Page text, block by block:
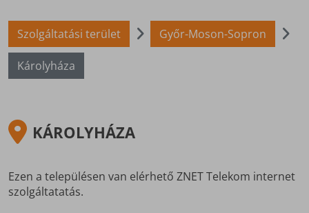
Szolgáltatási terület Győr-Moson-Sopron
Károlyháza
KÁROLYHÁZA
Ezen a településen van elérhető ZNET Telekom internet
szolgáltatatás.